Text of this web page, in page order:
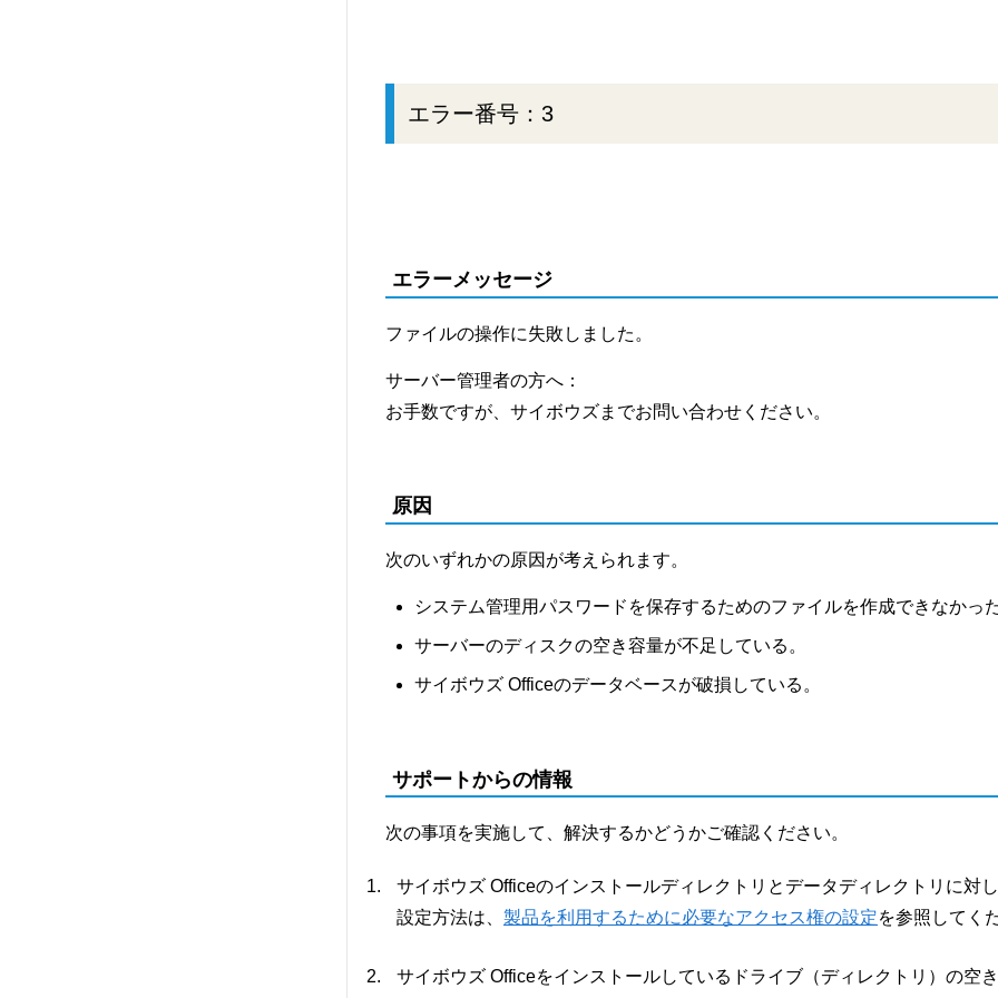
エラー番号：3
エラーメッセージ
ファイルの操作に失敗しました。
サーバー管理者の方へ：
お手数ですが、サイボウズまでお問い合わせください。
原因
次のいずれかの原因が考えられます。
システム管理用パスワードを保存するためのファイルを作成できなかった
サーバーのディスクの空き容量が不足している。
サイボウズ Officeのデータベースが破損している。
サポートからの情報
次の事項を実施して、解決するかどうかご確認ください。
サイボウズ Officeのインストールディレクトリとデータディレクトリに対
設定方法は、 製品を利用するために必要なアクセス権の設定を参照してく
サイボウズ Officeをインストールしているドライブ（ディレクトリ）の空